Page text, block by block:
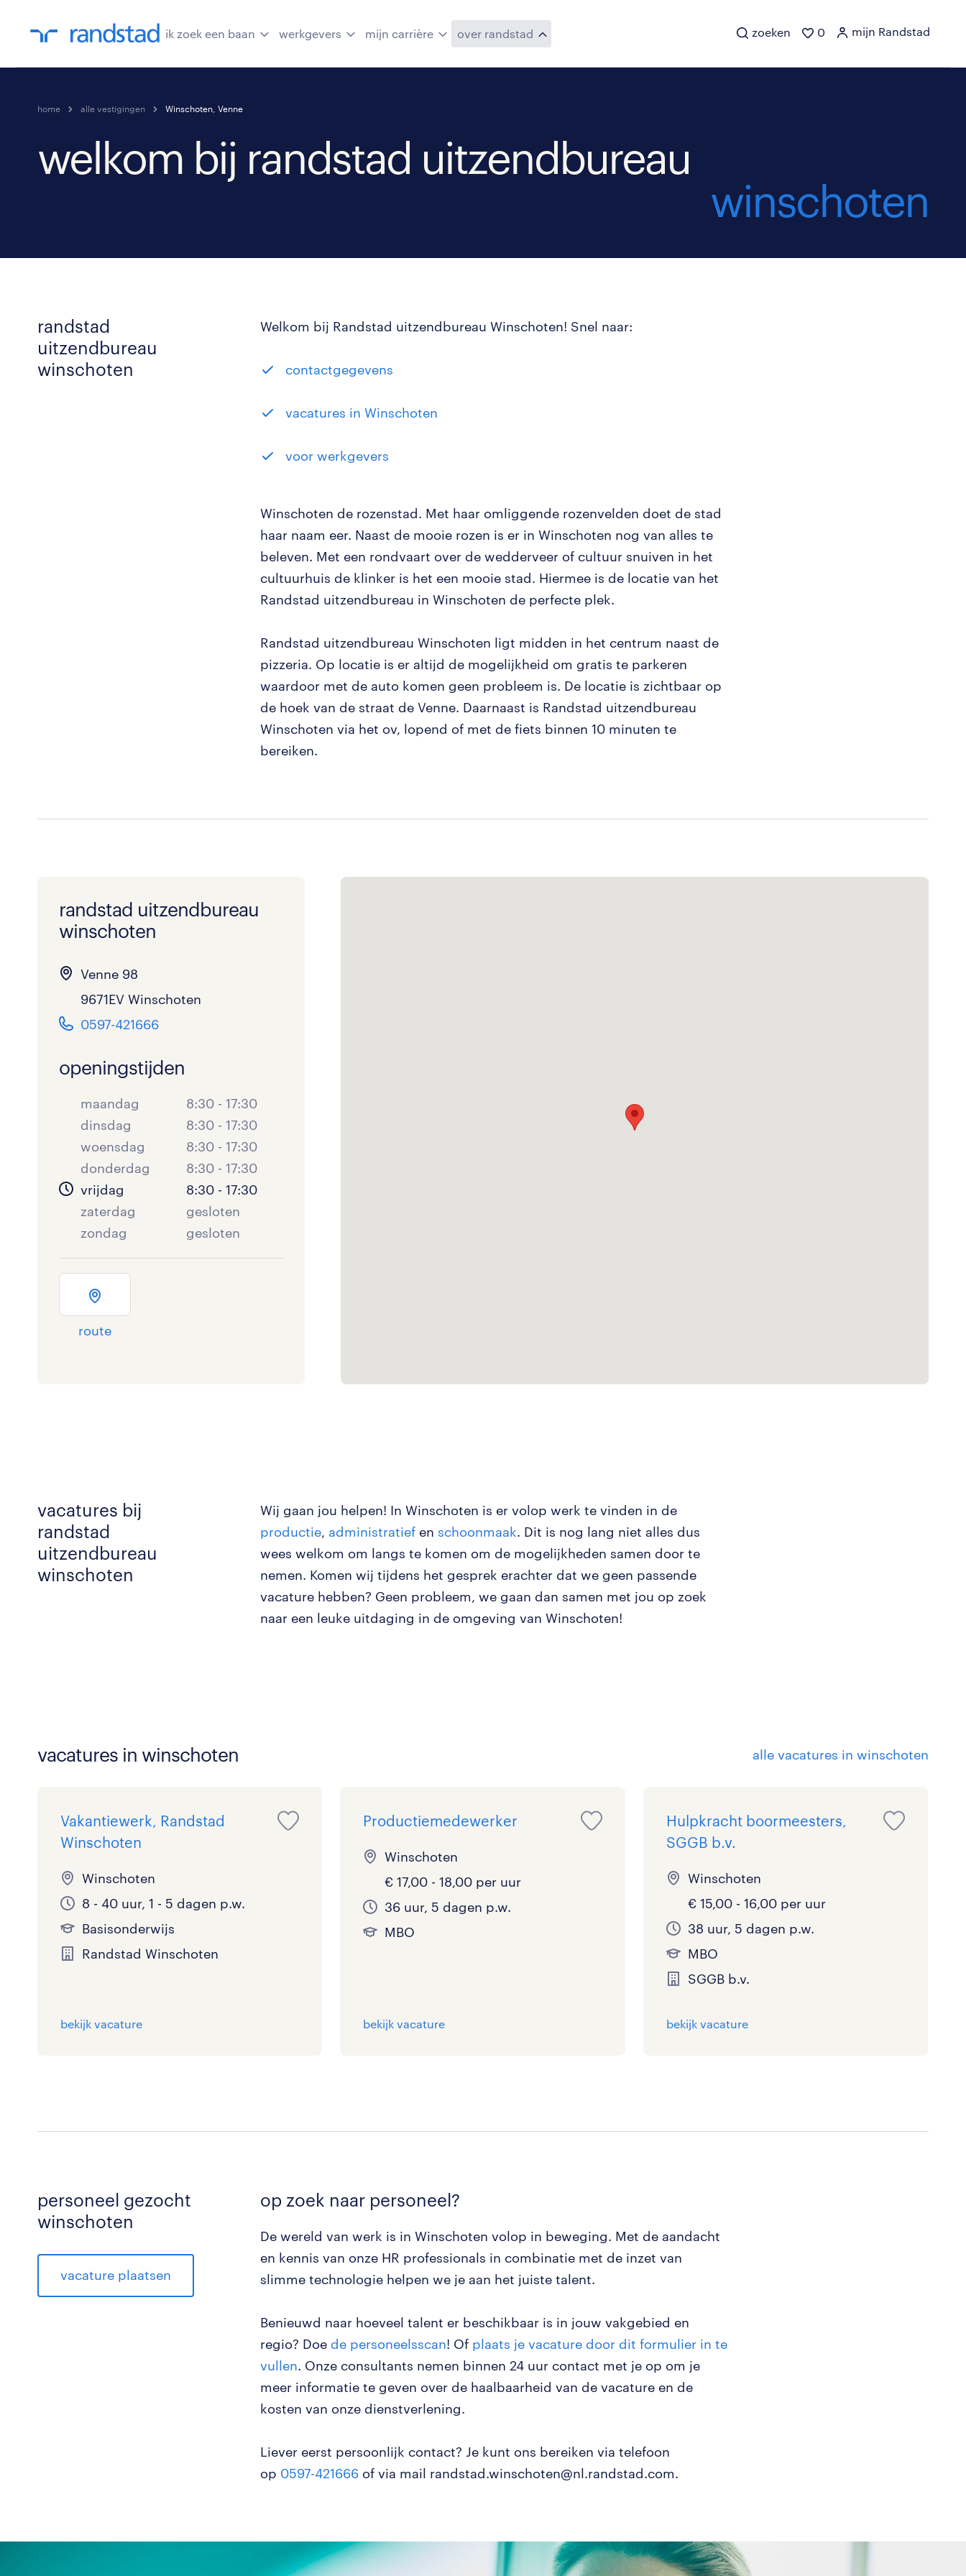
ik zoek een baan werkgevers mijn carrière over randstad zoeken 0 mijn Randstad
home alle vestigingen Winschoten, Venne
welkom bij randstad uitzendbureau
winschoten
randstad
uitzendbureau
winschoten
Welkom bij Randstad uitzendbureau Winschoten! Snel naar:
contactgegevens
vacatures in Winschoten
voor werkgevers
Winschoten de rozenstad. Met haar omliggende rozenvelden doet de stad
haar naam eer. Naast de mooie rozen is er in Winschoten nog van alles te
beleven. Met een rondvaart over de wedderveer of cultuur snuiven in het
cultuurhuis de klinker is het een mooie stad. Hiermee is de locatie van het
Randstad uitzendbureau in Winschoten de perfecte plek.
Randstad uitzendbureau Winschoten ligt midden in het centrum naast de
pizzeria. Op locatie is er altijd de mogelijkheid om gratis te parkeren
waardoor met de auto komen geen probleem is. De locatie is zichtbaar op
de hoek van de straat de Venne. Daarnaast is Randstad uitzendbureau
Winschoten via het ov, lopend of met de fiets binnen 10 minuten te
bereiken.
randstad uitzendbureau
winschoten
Venne 98
9671EV Winschoten
0597-421666
openingstijden
maandag
dinsdag
woensdag
donderdag
vrijdag
zaterdag
zondag
8:30 - 17:30
8:30 - 17:30
8:30 - 17:30
8:30 - 17:30
8:30 - 17:30
gesloten
gesloten
route
vacatures bij
randstad
uitzendbureau
winschoten
Wij gaan jou helpen! In Winschoten is er volop werk te vinden in de
productie, administratief en schoonmaak. Dit is nog lang niet alles dus
wees welkom om langs te komen om de mogelijkheden samen door te
nemen. Komen wij tijdens het gesprek erachter dat we geen passende
vacature hebben? Geen probleem, we gaan dan samen met jou op zoek
naar een leuke uitdaging in de omgeving van Winschoten!
vacatures in winschoten alle vacatures in winschoten
Vakantiewerk, Randstad
Winschoten
Winschoten
8 - 40 uur, 1 - 5 dagen p.w.
Basisonderwijs
Randstad Winschoten
bekijk vacature
Productiemedewerker
Winschoten
€ 17,00 - 18,00 per uur
36 uur, 5 dagen p.w.
MBO
bekijk vacature
Hulpkracht boormeesters,
SGGB b.v.
Winschoten
€ 15,00 - 16,00 per uur
38 uur, 5 dagen p.w.
MBO
SGGB b.v.
bekijk vacature
personeel gezocht
winschoten
vacature plaatsen
op zoek naar personeel?
De wereld van werk is in Winschoten volop in beweging. Met de aandacht
en kennis van onze HR professionals in combinatie met de inzet van
slimme technologie helpen we je aan het juiste talent.
Benieuwd naar hoeveel talent er beschikbaar is in jouw vakgebied en
regio? Doe de personeelsscan! Of plaats je vacature door dit formulier in te
vullen. Onze consultants nemen binnen 24 uur contact met je op om je
meer informatie te geven over de haalbaarheid van de vacature en de
kosten van onze dienstverlening.
Liever eerst persoonlijk contact? Je kunt ons bereiken via telefoon
op 0597-421666 of via mail randstad.winschoten@nl.randstad.com.